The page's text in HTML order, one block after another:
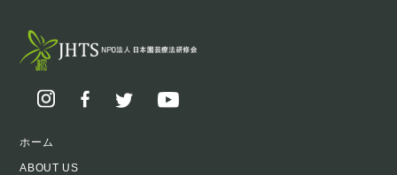
ホーム
ABOUT US